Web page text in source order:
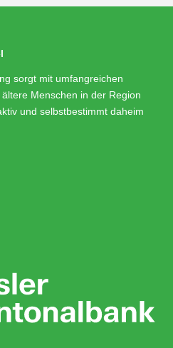
sorgt mit umfangreichen
Menschen in der Region
und selbstbestimmt daheim